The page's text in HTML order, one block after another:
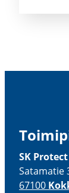
SK
Satamatie
67100